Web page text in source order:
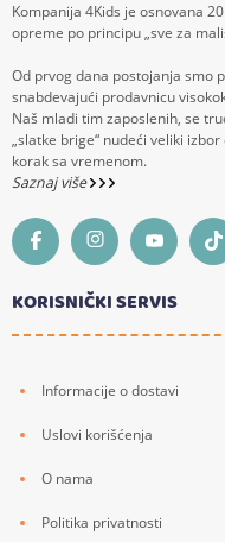
Kompanija 4Kids je osnovana
opreme po principu „sve za
Od prvog dana postojanja smo
snabdevajući prodavnicu
Naš mladi tim zaposlenih, se
„slatke brige“ nudeći veliki
korak sa vremenom.
Saznaj više
KORISNIČKI SERVIS
Informacije o dostavi
Uslovi korišćenja
O nama
Politika privatnosti